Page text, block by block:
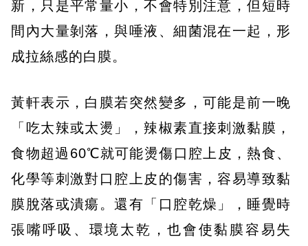
新，只是平常量小，不會特別注意，但短時
間內大量剝落，與唾液、細菌混在一起，形
成拉絲感的白膜。
黃軒表示，白膜若突然變多，可能是前一晚
「吃太辣或太燙」，辣椒素直接刺激黏膜，
食物超過60℃就可能燙傷口腔上皮，熱食、
化學等刺激對口腔上皮的傷害，容易導致黏
膜脫落或潰瘍。還有「口腔乾燥」，睡覺時
張嘴呼吸、環境太乾，也會使黏膜容易失